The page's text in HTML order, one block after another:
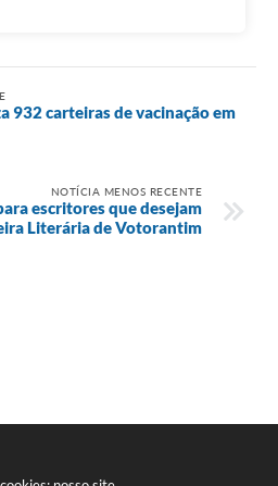
932 carteiras de vacinação em
NOTÍCIA MENOS RECENTE
escritores que desejam
Literária de Votorantim